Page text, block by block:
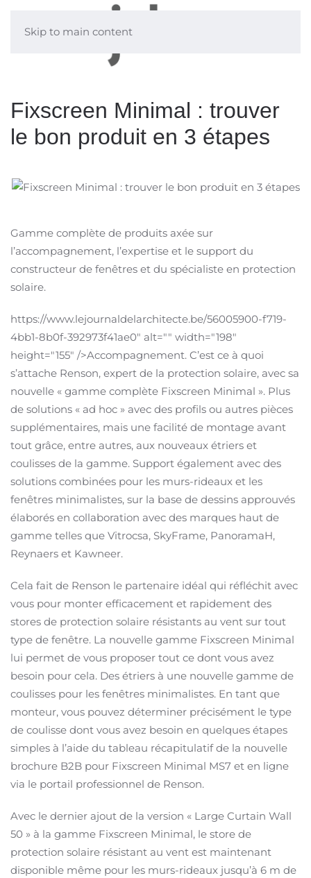
Skip to main content
Fixscreen Minimal : trouver
le bon produit en 3 étapes
Gamme complète de produits axée sur
l’accompagnement, l’expertise et le support du
constructeur de fenêtres et du spécialiste en protection
solaire.
https://www.lejournaldelarchitecte.be/56005900-f719-
4bb1-8b0f-392973f41ae0" alt="" width="198"
height="155" />Accompagnement. C’est ce à quoi
s’attache Renson, expert de la protection solaire, avec sa
nouvelle « gamme complète Fixscreen Minimal ». Plus
de solutions « ad hoc » avec des profils ou autres pièces
supplémentaires, mais une facilité de montage avant
tout grâce, entre autres, aux nouveaux étriers et
coulisses de la gamme. Support également avec des
solutions combinées pour les murs-rideaux et les
fenêtres minimalistes, sur la base de dessins approuvés
élaborés en collaboration avec des marques haut de
gamme telles que Vitrocsa, SkyFrame, PanoramaH,
Reynaers et Kawneer.
Cela fait de Renson le partenaire idéal qui réfléchit avec
vous pour monter efficacement et rapidement des
stores de protection solaire résistants au vent sur tout
type de fenêtre. La nouvelle gamme Fixscreen Minimal
lui permet de vous proposer tout ce dont vous avez
besoin pour cela. Des étriers à une nouvelle gamme de
coulisses pour les fenêtres minimalistes. En tant que
monteur, vous pouvez déterminer précisément le type
de coulisse dont vous avez besoin en quelques étapes
simples à l’aide du tableau récapitulatif de la nouvelle
brochure B2B pour Fixscreen Minimal MS7 et en ligne
via le portail professionnel de Renson.
Avec le dernier ajout de la version « Large Curtain Wall
50 » à la gamme Fixscreen Minimal, le store de
protection solaire résistant au vent est maintenant
disponible même pour les murs-rideaux jusqu’à 6 m de